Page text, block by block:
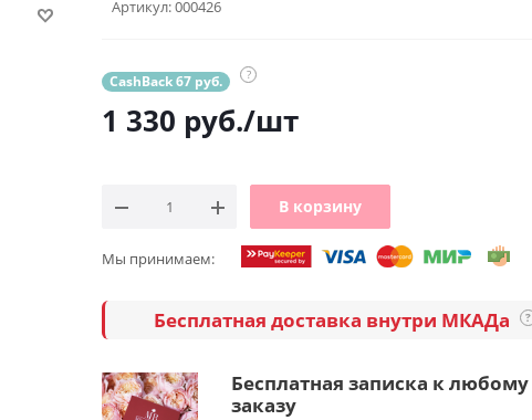
Артикул:000426
CashBack 67 руб. ?
1 330 руб./шт
В корзину
Мы принимаем:
Бесплатная доставка внутри МКАДа ?
Бесплатная записка к любому
заказу